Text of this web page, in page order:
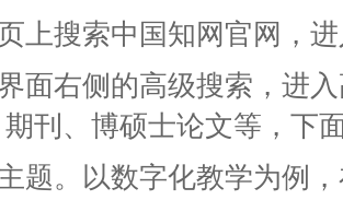
上搜索中国知网官网，
面右侧的高级搜索，进
刊、博硕士论文等，下
题。以数字化教学为例